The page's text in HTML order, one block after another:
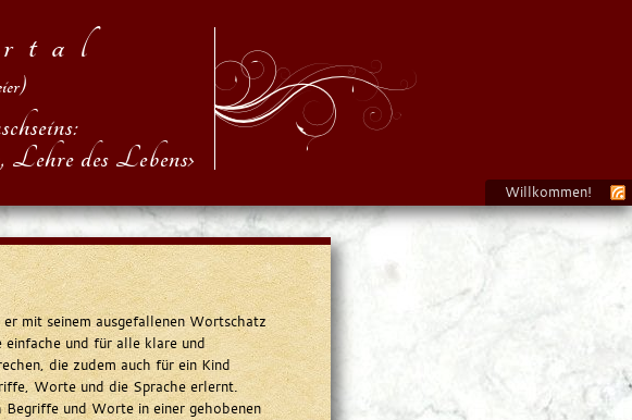
des Lebens›
Willkommen!
mit seinem ausgefallenen Wortschatz
einfache und für alle klare und
die zudem auch für ein Kind
Worte und die Sprache erlernt.
und Worte in einer gehobenen